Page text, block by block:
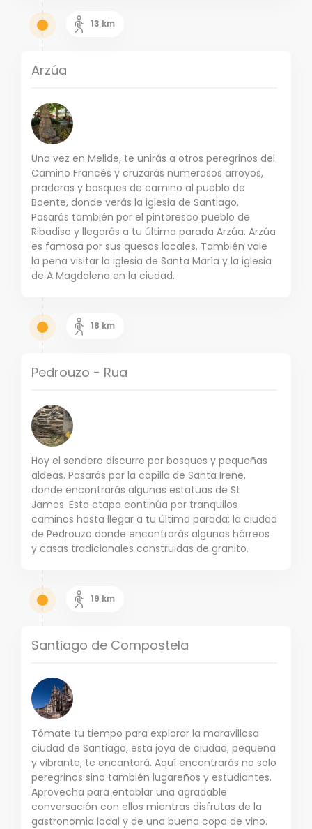
13 km
Arzúa
Una vez en Melide, te unirás a otros peregrinos del
Camino Francés y cruzarás numerosos arroyos,
praderas y bosques de camino al pueblo de
Boente, donde verás la iglesia de Santiago.
Pasarás también por el pintoresco pueblo de
Ribadiso y llegarás a tu última parada Arzúa. Arzúa
es famosa por sus quesos locales. También vale
la pena visitar la iglesia de Santa María y la iglesia
de A Magdalena en la ciudad.
18 km
Pedrouzo - Rua
Hoy el sendero discurre por bosques y pequeñas
aldeas. Pasarás por la capilla de Santa Irene,
donde encontrarás algunas estatuas de St
James. Esta etapa continúa por tranquilos
caminos hasta llegar a tu última parada; la ciudad
de Pedrouzo donde encontrarás algunos hórreos
y casas tradicionales construidas de granito.
19 km
Santiago de Compostela
Tómate tu tiempo para explorar la maravillosa
ciudad de Santiago, esta joya de ciudad, pequeña
y vibrante, te encantará. Aquí encontrarás no solo
peregrinos sino también lugareños y estudiantes.
Aprovecha para entablar una agradable
conversación con ellos mientras disfrutas de la
gastronomia local y de una buena copa de vino.